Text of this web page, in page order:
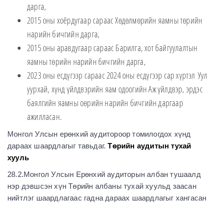
дарга,
2015 оны хоёрдугаар сараас Хөдөлмөрийн яамны төрийн
нарийн бичгийн дарга,
2015 оны аравдугаар сараас Барилга, хот байгуулалтын
яамны төрийн нарийн бичгийн дарга,
2023 оны есдүгээр сараас 2024 оны есдүгээр сар хүртэл Уул
уурхай, хүнд үйлдвэрийн яам одоогийн Аж үйлдвэр, эрдэс
баялгийн яамны оөрийн нарийн бичгийн даргаар
ажилласан.
Монгол Улсын ерөнхий аудитороор томилогдох хүнд
дараах шаардлагыг тавьдаг.Төрийн аудитын тухай
хууль
28.2.Монгол Улсын Ерөнхий аудиторын албан тушаалд
нэр дэвшсэн хүн Төрийн албаны тухай хуульд заасан
нийтлэг шаардлагаас гадна дараах шаардлагыг хангасан